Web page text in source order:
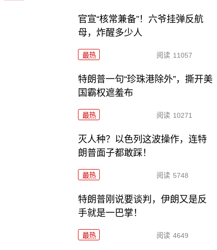
官宣“核常兼备”！六爷挂弹反航
母，炸醒多少人
最热 阅读 11057
特朗普一句“珍珠港除外”，撕开美
国霸权遮羞布
最热 阅读 10271
灭人种？以色列这波操作，连特
朗普面子都敢踩！
最热 阅读 5748
特朗普刚说要谈判，伊朗又是反
手就是一巴掌！
最热 阅读 4649